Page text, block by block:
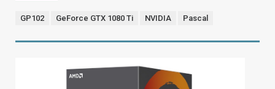
GP102 GeForce GTX 1080 Ti NVIDIA Pascal